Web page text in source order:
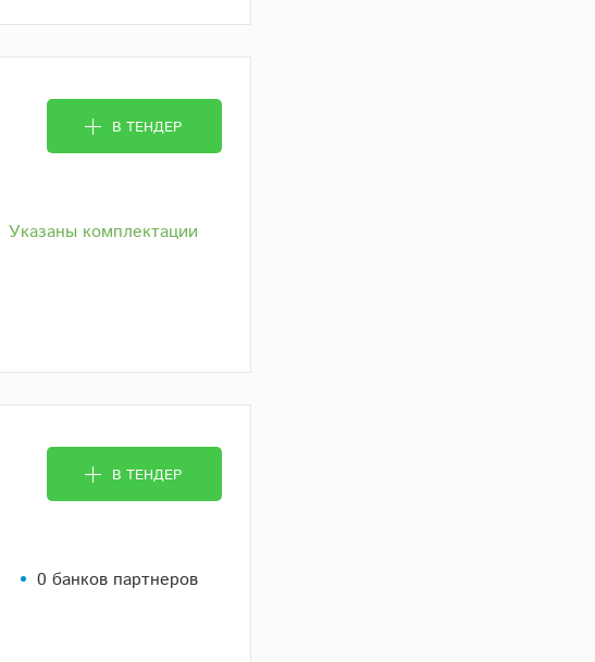
Указаны комплектации
В ТЕНДЕР
0 банков партнеров
В ТЕНДЕР